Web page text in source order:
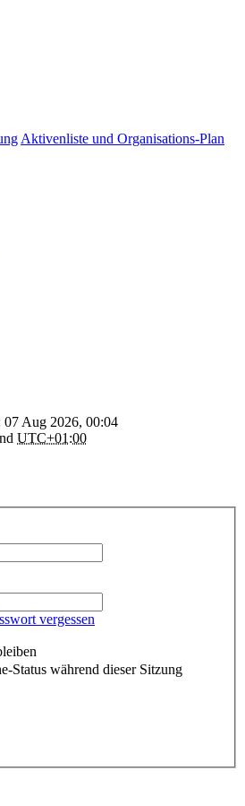
Aktivenliste und Organisations-Plan
Aug 2026, 00:04
UTC+01:00
vergessen
Status während dieser Sitzung